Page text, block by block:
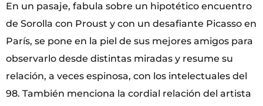
En un pasaje, fabula sobre un hipotético encuentro
de Sorolla con Proust y con un desafiante Picasso en
París, se pone en la piel de sus mejores amigos para
observarlo desde distintas miradas y resume su
relación, a veces espinosa, con los intelectuales del
98. También menciona la cordial relación del artista